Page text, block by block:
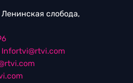
слобода,
Infortvi@rtvi.com